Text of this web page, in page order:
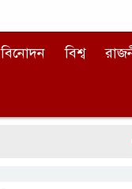
বিনোদন বিশ্ব